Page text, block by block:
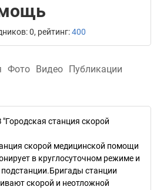
0, рейтинг:400
Фото Видео Публикации
"Городская станция скорой
скорой медицинской помощи
в круглосуточном режиме и
станции
скорой и неотложной